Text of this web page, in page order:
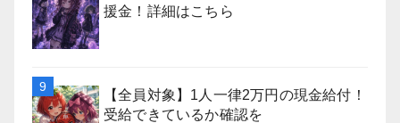
援金！詳細はこちら
【全員対象】1人一律2万円の現金給付！
受給できているか確認を